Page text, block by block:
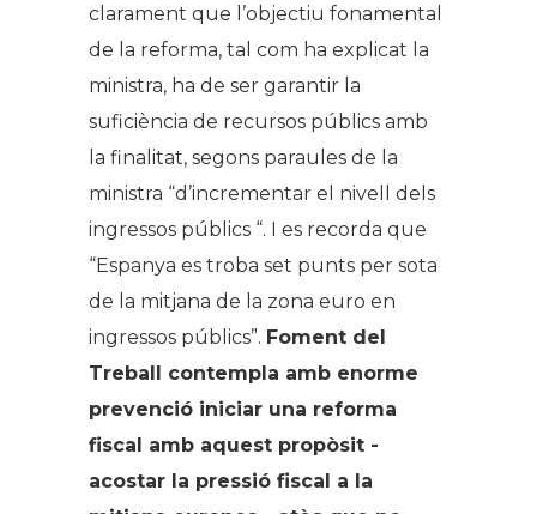
clarament que l’objectiu fonamental
de la reforma, tal com ha explicat la
ministra, ha de ser garantir la
suficiència de recursos públics amb
la finalitat, segons paraules de la
ministra “d’incrementar el nivell dels
ingressos públics “. I es recorda que
“Espanya es troba set punts per sota
de la mitjana de la zona euro en
ingressos públics”. Foment del
Treball contempla amb enorme
prevenció iniciar una reforma
fiscal amb aquest propòsit -
acostar la pressió fiscal a la